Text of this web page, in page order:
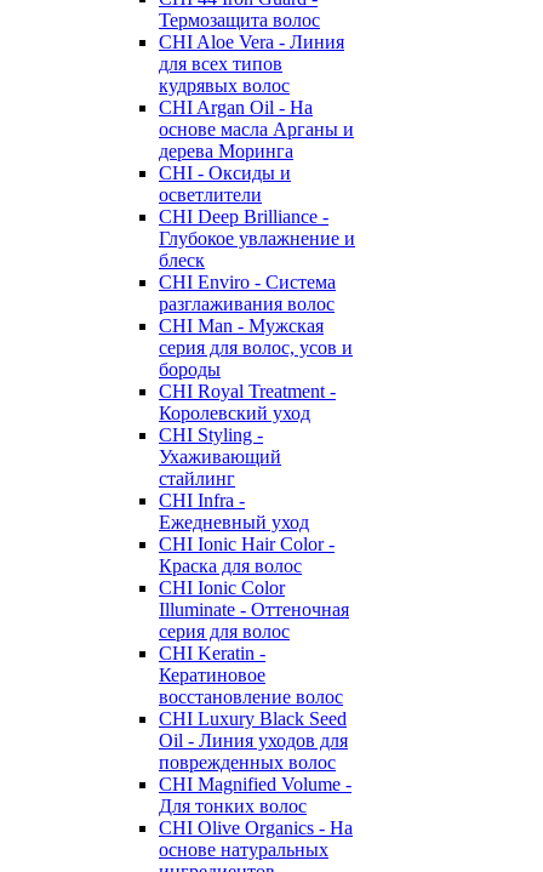
Термозащита волос
CHI Aloe Vera - Линия
для всех типов
кудрявых волос
CHI Argan Oil - На
основе масла Арганы и
дерева Моринга
CHI - Оксиды и
осветлители
CHI Deep Brilliance -
Глубокое увлажнение и
блеск
CHI Enviro - Система
разглаживания волос
CHI Man - Мужская
серия для волос, усов и
бороды
CHI Royal Treatment -
Королевский уход
CHI Styling -
Ухаживающий
стайлинг
CHI Infra -
Ежедневный уход
CHI Ionic Hair Color -
Краска для волос
CHI Ionic Color
Illuminate - Оттеночная
серия для волос
CHI Keratin -
Кератиновое
восстановление волос
CHI Luxury Black Seed
Oil - Линия уходов для
поврежденных волос
CHI Magnified Volume -
Для тонких волос
CHI Olive Organics - На
основе натуральных